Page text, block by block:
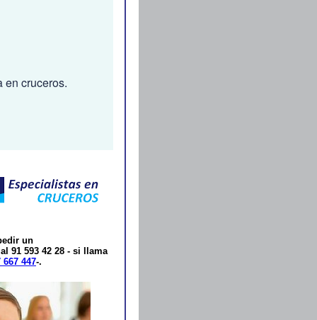
cruceros.
un
al 91 593 42 28 - si llama
447-.